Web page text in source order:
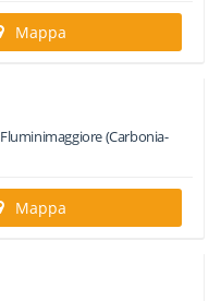
Mappa
Fluminimaggiore(Carbonia-
Mappa